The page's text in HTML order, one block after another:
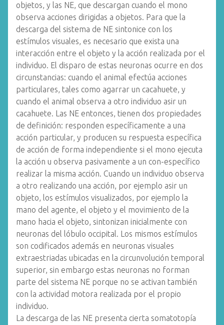
objetos, y las NE, que descargan cuando el mono
observa acciones dirigidas a objetos. Para que la
descarga del sistema de NE sintonice con los
estímulos visuales, es necesario que exista una
interacción entre el objeto y la acción realizada por el
individuo. El disparo de estas neuronas ocurre en dos
circunstancias: cuando el animal efectúa acciones
particulares, tales como agarrar un cacahuete, y
cuando el animal observa a otro individuo asir un
cacahuete. Las NE entonces, tienen dos propiedades
de definición: responden específicamente a una
acción particular, y producen su respuesta específica
de acción de forma independiente si el mono ejecuta
la acción u observa pasivamente a un con-específico
realizar la misma acción. Cuando un individuo observa
a otro realizando una acción, por ejemplo asir un
objeto, los estímulos visualizados, por ejemplo la
mano del agente, el objeto y el movimiento de la
mano hacia el objeto, sintonizan inicialmente con
neuronas del lóbulo occipital. Los mismos estímulos
son codificados además en neuronas visuales
extraestriadas ubicadas en la circunvolución temporal
superior, sin embargo estas neuronas no forman
parte del sistema NE porque no se activan también
con la actividad motora realizada por el propio
individuo.
La descarga de las NE presenta cierta somatotopía